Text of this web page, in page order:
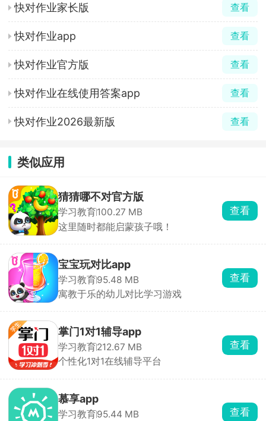
快对作业家长版 查看
快对作业app 查看
快对作业官方版 查看
快对作业在线使用答案app 查看
快对作业2026最新版 查看
类似应用
猜猜哪不对官方版
学习教育100.27 MB
这里随时都能启蒙孩子哦！
查看
宝宝玩对比app
学习教育95.48 MB
寓教于乐的幼儿对比学习游戏
查看
掌门1对1辅导app
学习教育212.67 MB
个性化1对1在线辅导平台
查看
慕享app
学习教育95.44 MB
查看